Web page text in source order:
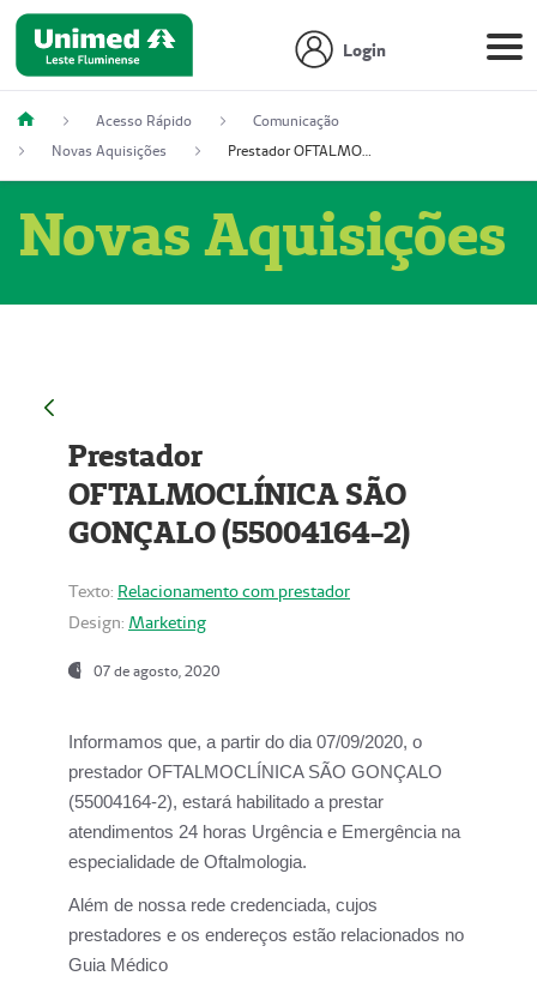
Login
Acesso Rápido
Comunicação
Novas Aquisições
Prestador OFTALMOCLÍNICA SÃO GONÇALO (55004164-2)
Novas Aquisições
Prestador
OFTALMOCLÍNICA SÃO
GONÇALO (55004164-2)
Texto: Relacionamento com prestador
Design: Marketing
07 de agosto, 2020
Informamos que, a partir do dia07/09/2020, o
prestador OFTALMOCLÍNICA SÃO GONÇALO
(55004164-2), estará habilitado a prestar
atendimentos 24 horas Urgência e Emergência na
especialidade de Oftalmologia.
Além de nossa rede credenciada, cujos
prestadores e os endereços estão relacionados no
Guia Médico